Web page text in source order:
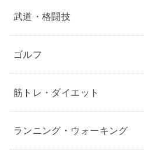
武道・格闘技
ゴルフ
筋トレ・ダイエット
ランニング・ウォーキング